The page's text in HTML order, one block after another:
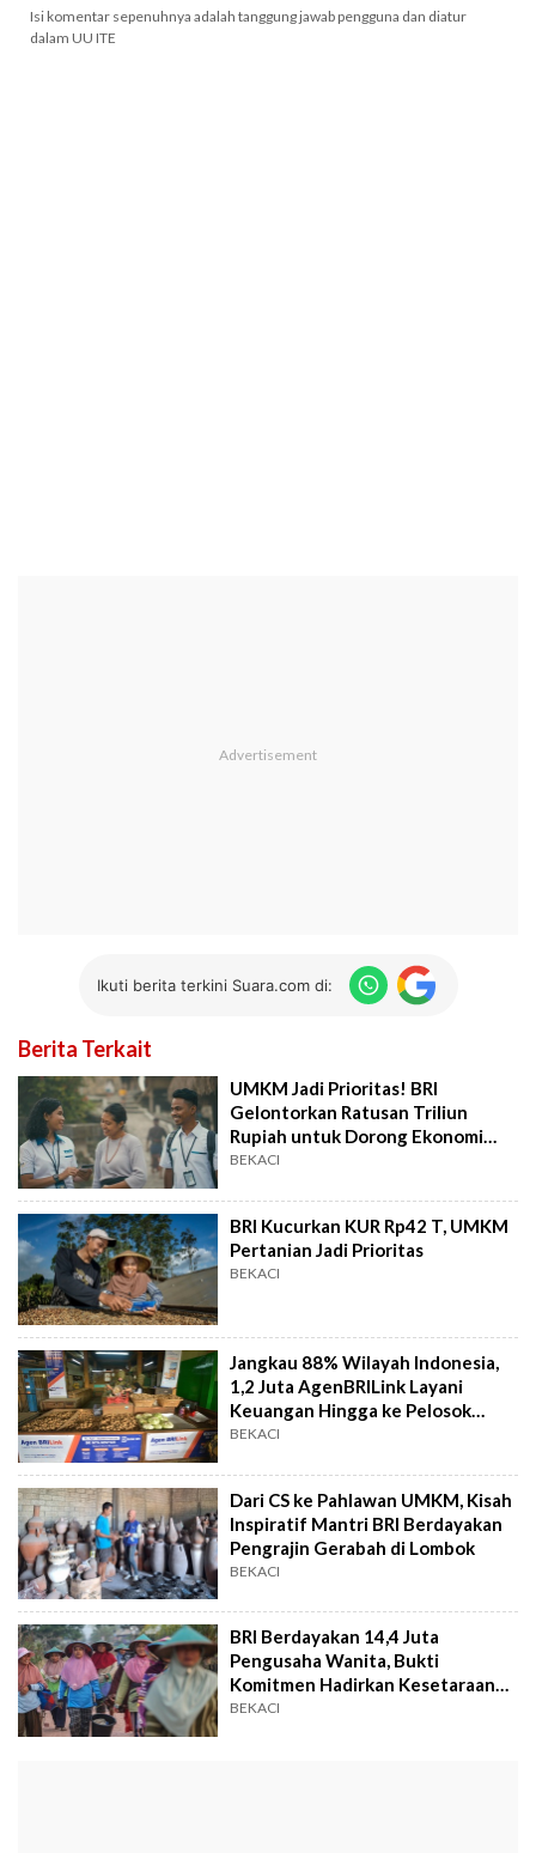
Isi komentar sepenuhnya adalah tanggung jawab pengguna dan diatur
dalam UU ITE
Ikuti berita terkini Suara.com di:
Berita Terkait
UMKM Jadi Prioritas! BRI
Gelontorkan Ratusan Triliun
Rupiah untuk Dorong Ekonomi
Inklusif
BEKACI
BRI Kucurkan KUR Rp42 T, UMKM
Pertanian Jadi Prioritas
BEKACI
Jangkau 88% Wilayah Indonesia,
1,2 Juta AgenBRILink Layani
Keuangan Hingga ke Pelosok
Negeri
BEKACI
Dari CS ke Pahlawan UMKM, Kisah
Inspiratif Mantri BRI Berdayakan
Pengrajin Gerabah di Lombok
BEKACI
BRI Berdayakan 14,4 Juta
Pengusaha Wanita, Bukti
Komitmen Hadirkan Kesetaraan
Gender
BEKACI